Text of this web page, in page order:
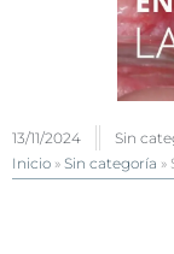
13/11/2024
Sin
Inicio » Sin categoría »